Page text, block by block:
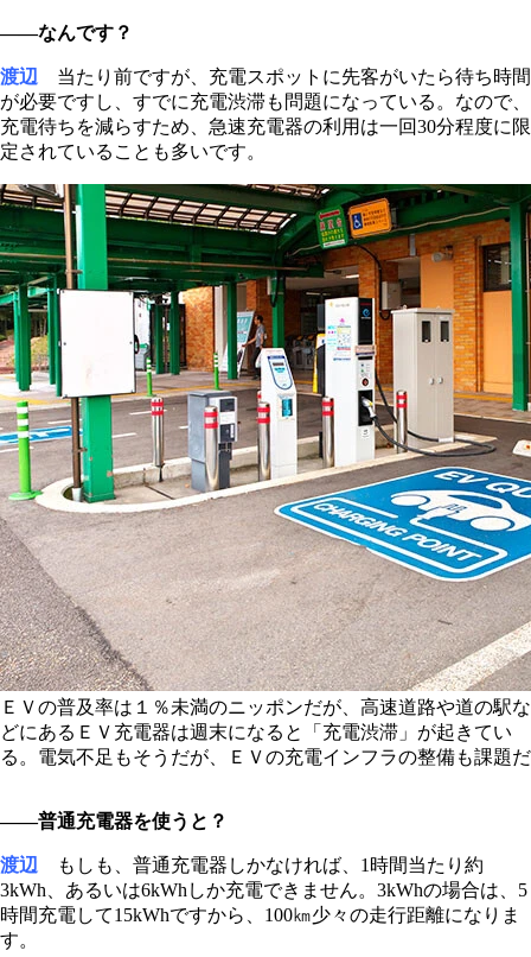
――なんです？
渡辺 当たり前ですが、充電スポットに先客がいたら待ち時間
が必要ですし、すでに充電渋滞も問題になっている。なので、
充電待ちを減らすため、急速充電器の利用は一回30分程度に限
定されていることも多いです。
ＥＶの普及率は１％未満のニッポンだが、高速道路や道の駅な
どにあるＥＶ充電器は週末になると「充電渋滞」が起きてい
る。電気不足もそうだが、ＥＶの充電インフラの整備も課題だ
――普通充電器を使うと？
渡辺 もしも、普通充電器しかなければ、1時間当たり約
3kWh、あるいは6kWhしか充電できません。3kWhの場合は、5
時間充電して15kWhですから、100㎞少々の走行距離になりま
す。